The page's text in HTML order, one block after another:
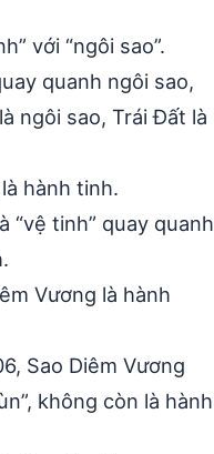
với “ngôi sao”.
quanh ngôi sao,
ngôi sao, Trái Đất là
hành tinh.
“vệ tinh” quay quanh
Vương là hành
Sao Diêm Vương
không còn là hành